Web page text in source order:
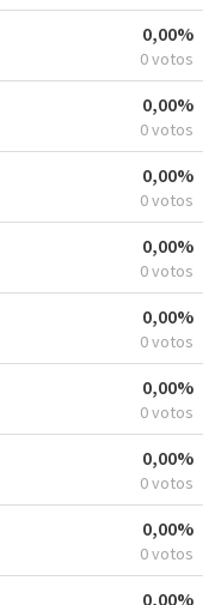
0,00%
0 votos
0,00%
0 votos
0,00%
0 votos
0,00%
0 votos
0,00%
0 votos
0,00%
0 votos
0,00%
0 votos
0,00%
0 votos
0,00%